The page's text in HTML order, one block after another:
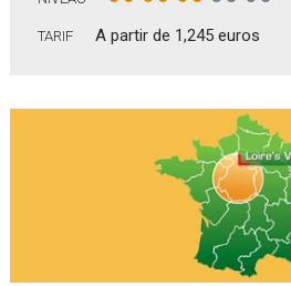
TARIF A partir de 1,245 euros